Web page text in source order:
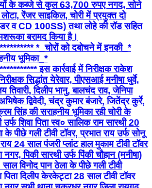
के कब्जे से कुल 63,700 रुपए नगद, सोने
रेंजर साइकिल, चोरी में प्रयुक्त दो
व CD 100SS) तथा लोहे की रॉड सहित
बरामद किया है।
*_चोरों को दबोचने में इनकी_*
भूमिका_*
इस कार्रवाई में निरीक्षक राकेश
सिद्धांत येरेवार, पीएसआई मनीषा धुर्वे,
दिलीप भानु, बालचंद राव, जेनिपा
द्विवेदी, चंद्र कुमार बंजारे, जितेंद्र कुर्रे,
सिंह की सराहनीय भूमिका रही चोरी के
शिवा पिता स्व० सालिक राम सारथी 20
के पीछे गली टीवी टॉवर, प्रभात राय उर्फ सोनू
राय 24 साल पंजरी प्लांट हाल मुकाम टीवी टॉवर
पिकी सारथी उर्फ पिंकी चौहान (मनीषा)
विनोद पान ठेला के पीछे गली टीवी
दिलीप केरकेट्टा 28 साल टीवी टॉवर